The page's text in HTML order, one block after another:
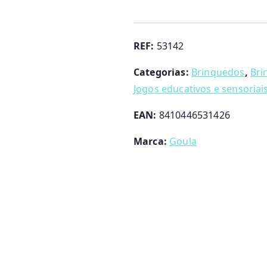
Magnético
das
Goula
REF: 53142
Categorias: Brinquedos,
Jogos educativos e
EAN: 8410446531426
Marca: Goula